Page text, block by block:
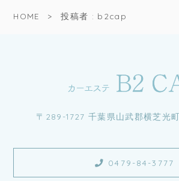
HOME 投稿者 : b2cap
〒289-1727 千葉県山武郡横芝光
0479-84-3777